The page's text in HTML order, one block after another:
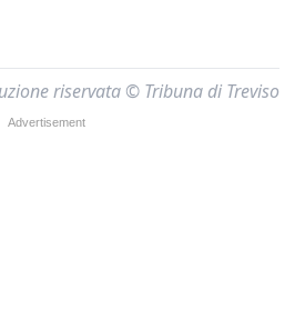
riservata © Tribuna di Treviso